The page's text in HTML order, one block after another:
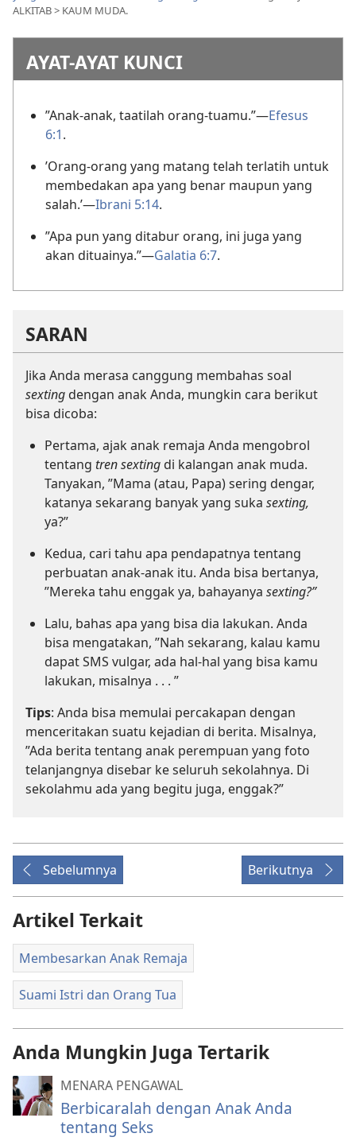
ALKITAB > KAUM MUDA.
AYAT-AYAT KUNCI
”Anak-anak, taatilah orang-tuamu.”—Efesus
6:1.
’Orang-orang yang matang telah terlatih untuk
membedakan apa yang benar maupun yang
salah.’—Ibrani 5:14.
”Apa pun yang ditabur orang, ini juga yang
akan dituainya.”—Galatia 6:7.
SARAN
Jika Anda merasa canggung membahas soal
sexting dengan anak Anda, mungkin cara berikut
bisa dicoba:
Pertama, ajak anak remaja Anda mengobrol
tentang tren sexting di kalangan anak muda.
Tanyakan, ”Mama (atau, Papa) sering dengar,
katanya sekarang banyak yang suka sexting,
ya?”
Kedua, cari tahu apa pendapatnya tentang
perbuatan anak-anak itu. Anda bisa bertanya,
”Mereka tahu enggak ya, bahayanya sexting?”
Lalu, bahas apa yang bisa dia lakukan. Anda
bisa mengatakan, ”Nah sekarang, kalau kamu
dapat SMS vulgar, ada hal-hal yang bisa kamu
lakukan, misalnya . . . ”
Tips: Anda bisa memulai percakapan dengan
menceritakan suatu kejadian di berita. Misalnya,
”Ada berita tentang anak perempuan yang foto
telanjangnya disebar ke seluruh sekolahnya. Di
sekolahmu ada yang begitu juga, enggak?”
Sebelumnya Berikutnya
Artikel Terkait
Membesarkan Anak Remaja
Suami Istri dan Orang Tua
Anda Mungkin Juga Tertarik
MENARA PENGAWAL
Berbicaralah dengan Anak Anda
tentang Seks